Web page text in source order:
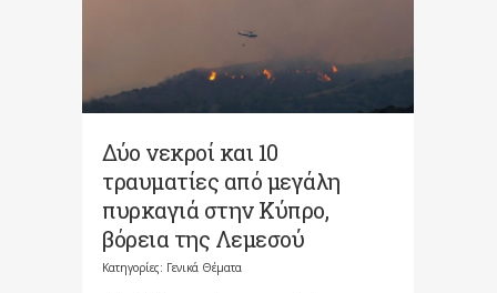
Δύο νεκροί και 10
τραυματίες από μεγάλη
πυρκαγιά στην Κύπρο,
βόρεια της Λεμεσού
Κατηγορίες: Γενικά Θέματα